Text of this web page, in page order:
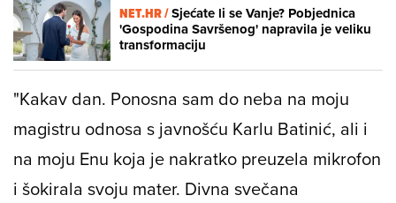
NET.HR /Sjećate li se Vanje? Pobjednica
'Gospodina Savršenog' napravila je veliku
transformaciju
"Kakav dan. Ponosna sam do neba na moju
magistru odnosa s javnošću Karlu Batinić, ali i
na moju Enu koja je nakratko preuzela mikrofon
i šokirala svoju mater. Divna svečana